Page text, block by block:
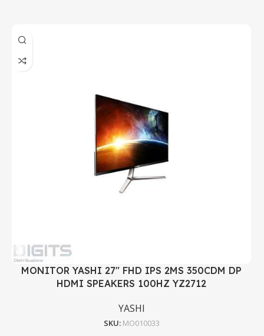
MONITOR YASHI 27" FHD IPS 2MS 350CDM DP
HDMI SPEAKERS 100HZ YZ2712
YASHI
SKU: MO010033